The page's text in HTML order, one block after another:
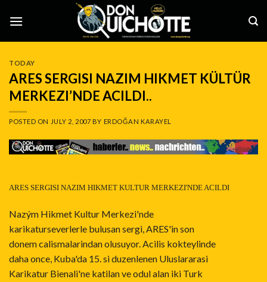
TODAY
ARES SERGISI NAZIM HIKMET KÜLTÜR
MERKEZI’NDE ACILDI..
POSTED ON JULY 2, 2007 BY ERDOĞAN KARAYEL
ARES SERGISI NAZIM HIKMET KULTUR MERKEZI'NDE ACILDI
Nazým Hikmet Kultur Merkezi'nde
karikaturseverlerle bulusan sergi, ARES'in son
donem calismalarindan olusuyor. Acilis kokteylinde
daha once, Kuba'da 15. si duzenlenen Uluslararasi
Karikatur Bienali'ne katilan ve odul alan iki Turk